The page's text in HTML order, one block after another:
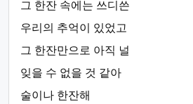
그 한잔 속에는 쓰디쓴
우리의 추억이 있었고
그 한잔만으로 아직 널
잊을 수 없을 것 같아
술이나 한잔해